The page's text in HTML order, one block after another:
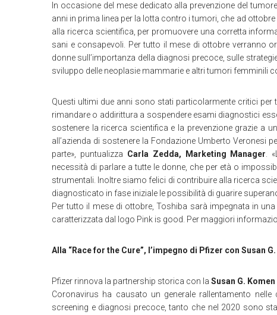
In occasione del mese dedicato alla prevenzione del
anni in prima linea per la lotta contro i tumori, che ad
alla ricerca scientifica, per promuovere una corretta
sani e consapevoli. Per tutto il mese di ottobre verranno
donne sull’importanza della diagnosi precoce, sulle
sviluppo delle neoplasie mammarie e altri tumori femminili
Questi ultimi due anni sono stati particolarmente critici
rimandare o addirittura a sospendere esami diagnostici
sostenere la ricerca scientifica e la prevenzione grazie a
all’azienda di sostenere la Fondazione Umberto
parte», puntualizza Carla Zedda, Marketing Manager .
necessità di parlare a tutte le donne, che per età o
strumentali. Inoltre siamo felici di contribuire alla ricerca
diagnosticato in fase iniziale le possibilità di guarire
Per tutto il mese di ottobre, Toshiba sarà impegnata in
caratterizzata dal logo Pink is good. Per maggiori
Alla “Race for the Cure”, l’impegno di Pfizer con Susan
Pfizer rinnova la partnership storica con la Susan G.
Coronavirus ha causato un generale rallentamento
screening e diagnosi precoce, tanto che nel 2020 sono